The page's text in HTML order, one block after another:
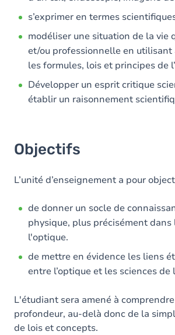
s’exprimer en termes
modéliser une situation de la vie
et/ou professionnelle en
les formules, lois et principes de
Développer un esprit critique
établir un raisonnement
Objectifs
L’unité d’enseignement a pour
de donner un socle de
physique, plus précisément dans
l'optique.
de mettre en évidence les liens
entre l’optique et les sciences de
L'étudiant sera amené à
profondeur, au-delà donc de la
de lois et concepts.